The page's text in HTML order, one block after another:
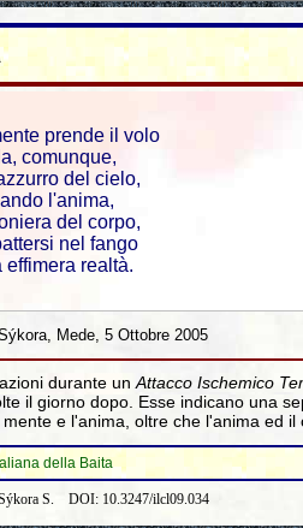
prende il volo
comunque,
del cielo,
l'anima,
del corpo,
nel fango
effimera realtà.
Mede, 5 Ottobre 2005
durante un Attacco Ischemico
il giorno dopo. Esse indicano una
e l'anima, oltre che l'anima ed il
della Baita
S. DOI: 10.3247/ilcl09.034